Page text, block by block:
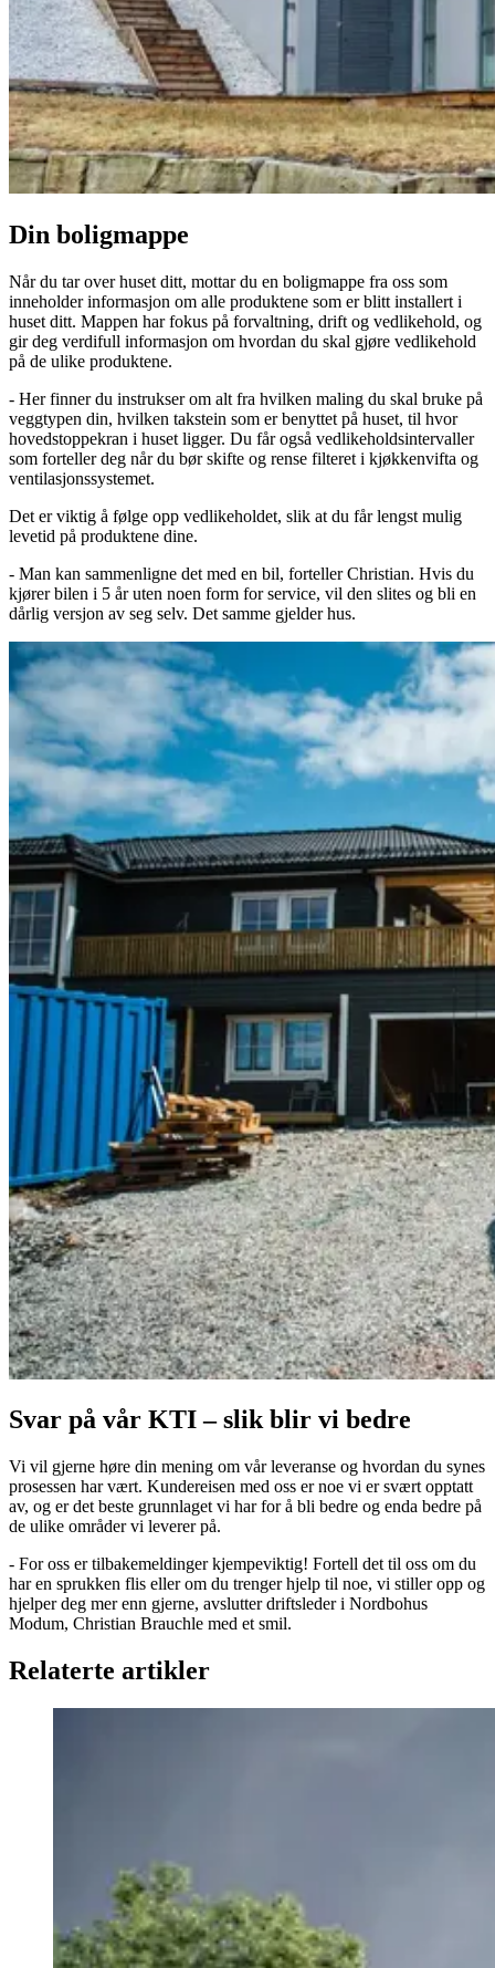
Din boligmappe
Når du tar over huset ditt, mottar du en boligmappe fra oss som
inneholder informasjon om alle produktene som er blitt installert i
huset ditt. Mappen har fokus på forvaltning, drift og vedlikehold, og
gir deg verdifull informasjon om hvordan du skal gjøre vedlikehold
på de ulike produktene.
- Her finner du instrukser om alt fra hvilken maling du skal bruke på
veggtypen din, hvilken takstein som er benyttet på huset, til hvor
hovedstoppekran i huset ligger. Du får også vedlikeholdsintervaller
som forteller deg når du bør skifte og rense filteret i kjøkkenvifta og
ventilasjonssystemet.
Det er viktig å følge opp vedlikeholdet, slik at du får lengst mulig
levetid på produktene dine.
- Man kan sammenligne det med en bil, forteller Christian. Hvis du
kjører bilen i 5 år uten noen form for service, vil den slites og bli en
dårlig versjon av seg selv. Det samme gjelder hus.
Svar på vår KTI – slik blir vi bedre
Vi vil gjerne høre din mening om vår leveranse og hvordan du synes
prosessen har vært. Kundereisen med oss er noe vi er svært opptatt
av, og er det beste grunnlaget vi har for å bli bedre og enda bedre på
de ulike områder vi leverer på.
- For oss er tilbakemeldinger kjempeviktig! Fortell det til oss om du
har en sprukken flis eller om du trenger hjelp til noe, vi stiller opp og
hjelper deg mer enn gjerne, avslutter driftsleder i Nordbohus
Modum, Christian Brauchle med et smil.
Relaterte artikler